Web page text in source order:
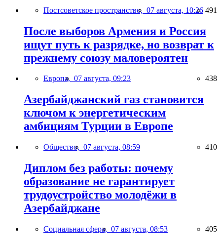
Постсоветское пространство, 07 августа, 10:26 491
После выборов Армения и Россия
ищут путь к разрядке, но возврат к
прежнему союзу маловероятен
Европа, 07 августа, 09:23 438
Азербайджанский газ становится
ключом к энергетическим
амбициям Турции в Европе
Общество, 07 августа, 08:59 410
Диплом без работы: почему
образование не гарантирует
трудоустройство молодёжи в
Азербайджане
Социальная сфера, 07 августа, 08:53 405